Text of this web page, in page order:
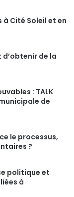
à Cité Soleil et en
d’obtenir de la
: TALK
de
le processus,
?
politique et
à